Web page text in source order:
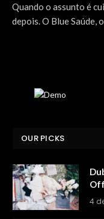
Quando o assunto é
depois. O Blue Saúde,
OUR PICKS
4